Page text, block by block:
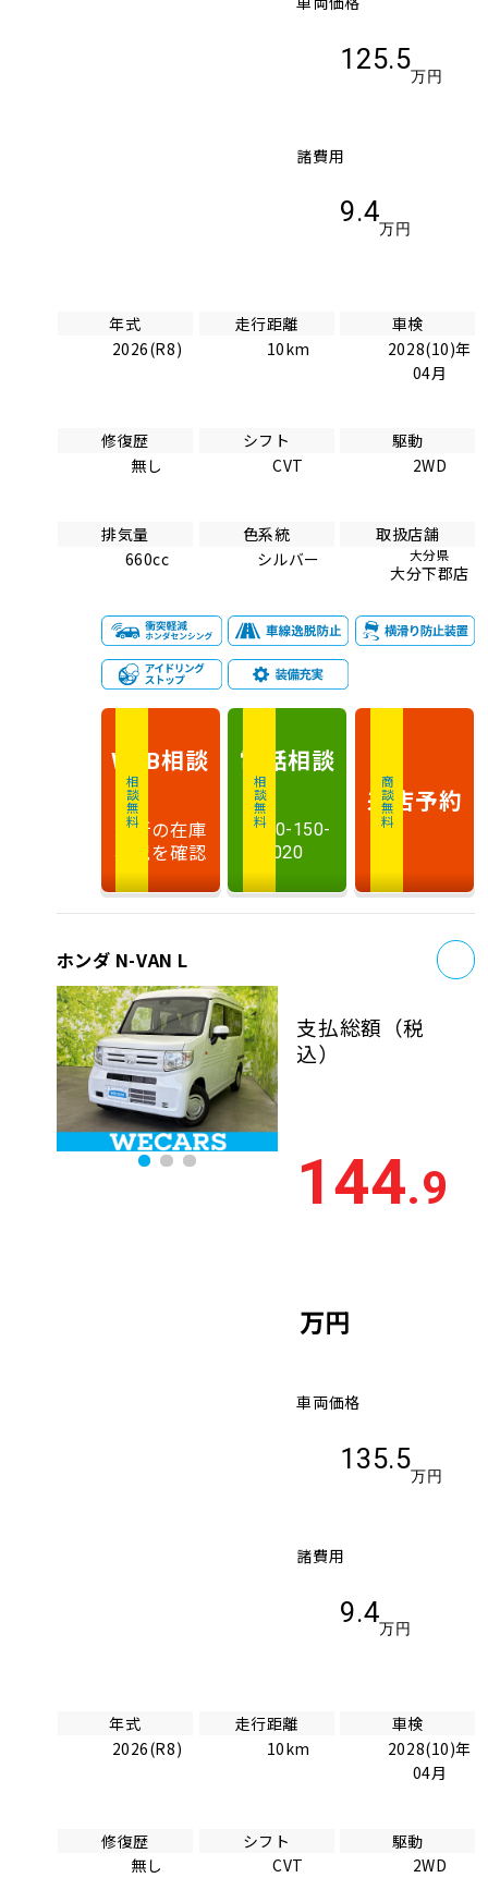
125.5
万円
諸費用
9.4
万円
年式
2026(R8)
走行距離
10km
車検
2028(10)年
04月
修復歴
無し
シフト
CVT
駆動
2WD
排気量
660cc
色系統
シルバー
取扱店舗
大分県
大分下郡店
相談無料
WEB相談
最新の在庫
状況を確認
相談無料
電話相談
0120-150-
020
商談無料
来店予約
ホンダ N-VAN L
支払総額 （税
込）
144.9
万円
車両価格
135.5
万円
諸費用
9.4
万円
年式
2026(R8)
走行距離
10km
車検
2028(10)年
04月
修復歴
無し
シフト
CVT
駆動
2WD